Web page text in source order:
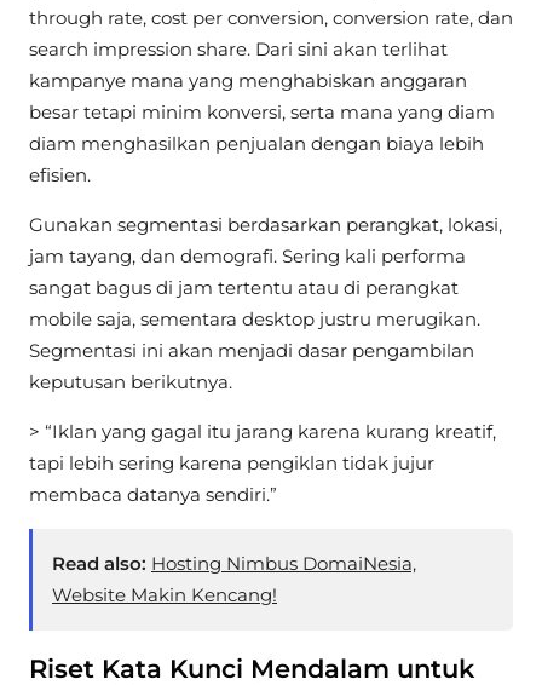
through rate, cost per conversion, conversion rate, dan
search impression share. Dari sini akan terlihat
kampanye mana yang menghabiskan anggaran
besar tetapi minim konversi, serta mana yang diam
diam menghasilkan penjualan dengan biaya lebih
efisien.
Gunakan segmentasi berdasarkan perangkat, lokasi,
jam tayang, dan demografi. Sering kali performa
sangat bagus di jam tertentu atau di perangkat
mobile saja, sementara desktop justru merugikan.
Segmentasi ini akan menjadi dasar pengambilan
keputusan berikutnya.
> “Iklan yang gagal itu jarang karena kurang kreatif,
tapi lebih sering karena pengiklan tidak jujur
membaca datanya sendiri.”
Read also: Hosting Nimbus DomaiNesia,
Website Makin Kencang!
Riset Kata Kunci Mendalam untuk